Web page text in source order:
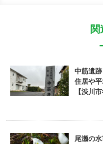
中筋遺
住居や
【渋川
尾瀬の